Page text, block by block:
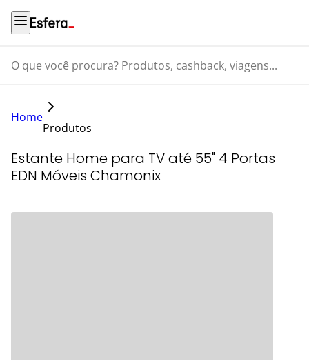
O que você procura? Produtos, cashback, viagens...
Home
Produtos
Estante Home para TV até 55" 4 Portas
EDN Móveis Chamonix